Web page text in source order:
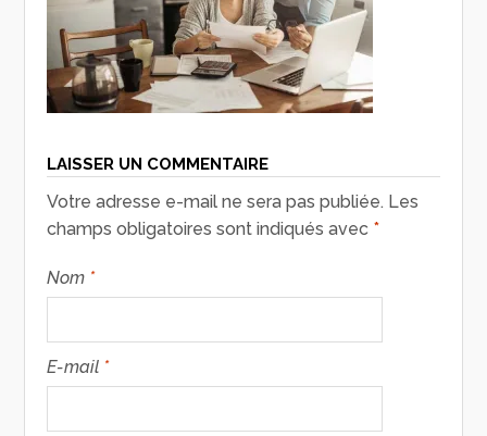
LAISSER UN COMMENTAIRE
Votre adresse e-mail ne sera pas publiée. Les
champs obligatoires sont indiqués avec *
Nom *
E-mail *